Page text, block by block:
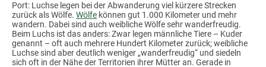
Port: Luchse legen bei der Abwanderung viel kürzere Strecken
zurück als Wölfe. Wölfe können gut 1.000 Kilometer und mehr
wandern. Dabei sind auch weibliche Wölfe sehr wanderfreudig.
Beim Luchs ist das anders: Zwar legen männliche Tiere – Kuder
genannt – oft auch mehrere Hundert Kilometer zurück; weibliche
Luchse sind aber deutlich weniger „wanderfreudig“ und siedeln
sich oft in der Nähe der Territorien ihrer Mütter an. Gerade in